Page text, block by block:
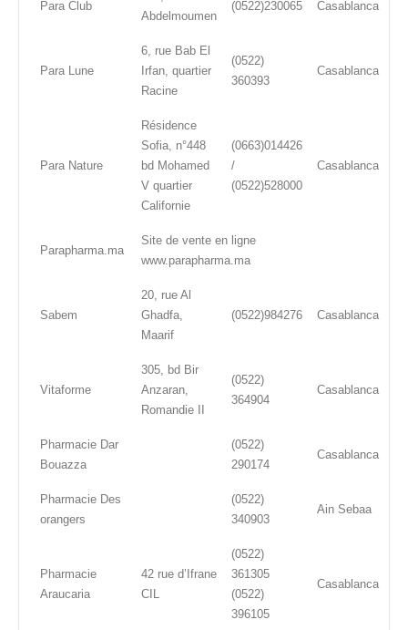
Para Club
Abdelmoumen
(0522)230065 Casablanca
Para Lune
6, rue Bab El
Irfan, quartier
Racine
(0522)
360393
Casablanca
Para Nature
Résidence
Sofia, n°448
bd Mohamed
V quartier
Californie
(0663)014426
/
(0522)528000
Casablanca
Parapharma.ma
Site de vente en ligne
www.parapharma.ma
Sabem
20, rue Al
Ghadfa,
Maarif
(0522)984276 Casablanca
Vitaforme
305, bd Bir
Anzaran,
Romandie II
(0522)
364904
Casablanca
Pharmacie Dar
Bouazza
(0522)
290174
Casablanca
Pharmacie Des
orangers
(0522)
340903
Ain Sebaa
Pharmacie
Araucaria
42 rue d’Ifrane
CIL
(0522)
361305
(0522)
396105
Casablanca